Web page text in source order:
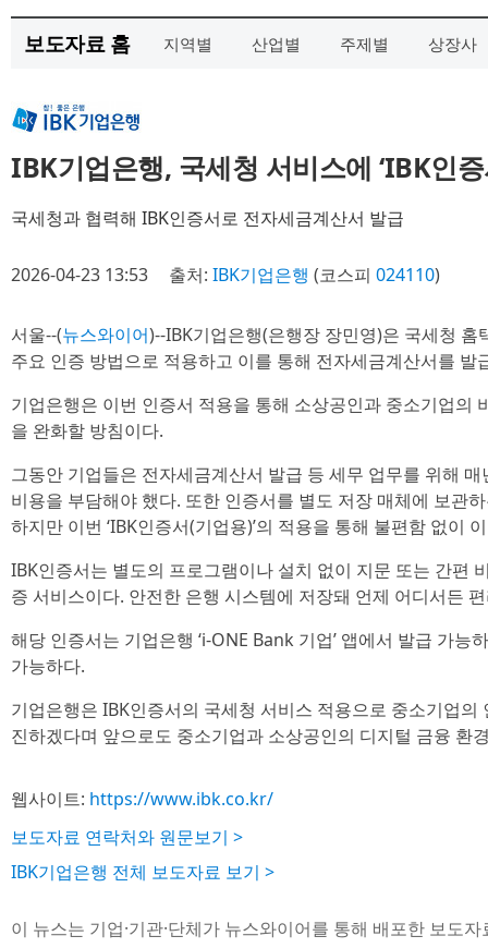
보도자료 홈 지역별 산업별 주제별 상장사
IBK기업은행, 국세청 서비스에 ‘IBK인증
국세청과 협력해 IBK인증서로 전자세금계산서 발급
2026-04-23 13:53 출처: IBK기업은행 (코스피 024110)
서울--(뉴스와이어)--IBK기업은행(은행장 장민영)은 국세청 홈
주요 인증 방법으로 적용하고 이를 통해 전자세금계산서를 발
기업은행은 이번 인증서 적용을 통해 소상공인과 중소기업의
을 완화할 방침이다.
그동안 기업들은 전자세금계산서 발급 등 세무 업무를 위해
비용을 부담해야 했다. 또한 인증서를 별도 저장 매체에 보관
하지만 이번 ‘IBK인증서(기업용)’의 적용을 통해 불편함 없이
IBK인증서는 별도의 프로그램이나 설치 없이 지문 또는 간편
증 서비스이다. 안전한 은행 시스템에 저장돼 언제 어디서든
해당 인증서는 기업은행 ‘i-ONE Bank 기업’ 앱에서 발급 가능
가능하다.
기업은행은 IBK인증서의 국세청 서비스 적용으로 중소기업
진하겠다며 앞으로도 중소기업과 소상공인의 디지털 금융 환
웹사이트: https://www.ibk.co.kr/
보도자료 연락처와 원문보기 >
IBK기업은행 전체 보도자료 보기 >
이 뉴스는 기업·기관·단체가 뉴스와이어를 통해 배포한 보도